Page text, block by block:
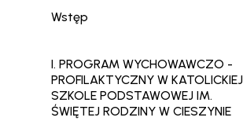
Wstęp
I. PROGRAM WYCHOWAWCZO -
PROFILAKTYCZNY W KATOLICKIEJ
SZKOLE PODSTAWOWEJ IM.
ŚWIĘTEJ RODZINY W CIESZYNIE